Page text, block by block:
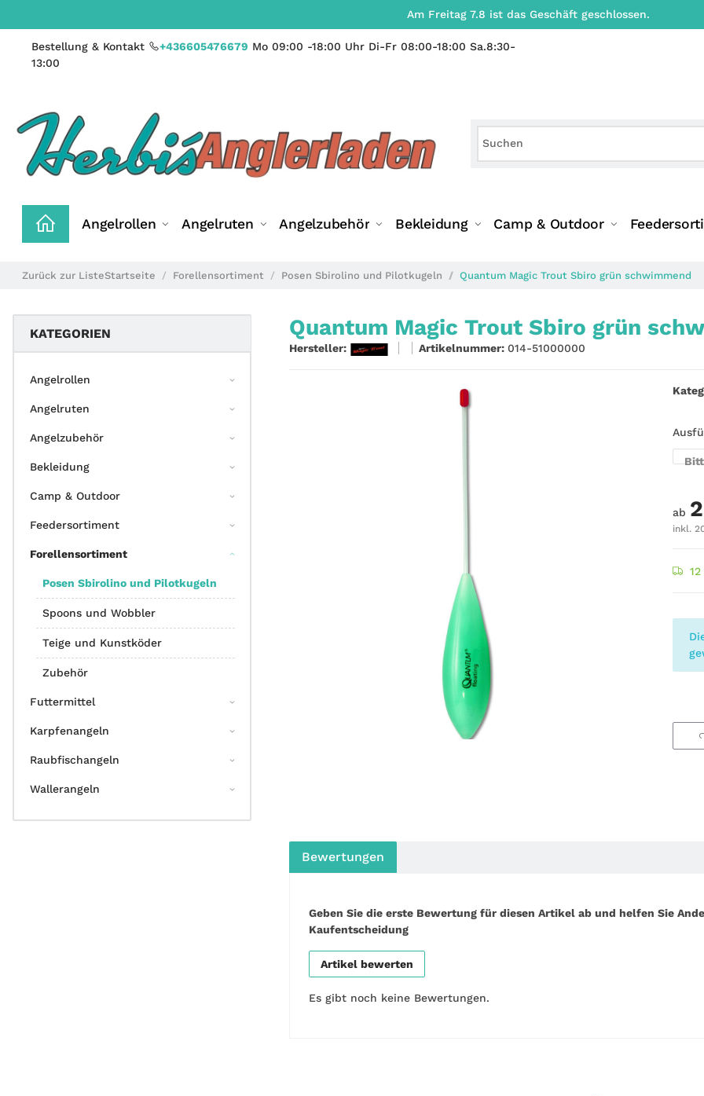
Am Freitag 7.8 ist das Geschäft geschlossen.
Bestellung & Kontakt +436605476679 Mo 09:00 -18:00 Uhr Di-Fr 08:00-18:00 Sa.8:30-
13:00
Angelrollen Angelruten Angelzubehör Bekleidung Camp & Outdoor
Zurück zur ListeStartseite Forellensortiment Posen Sbirolino und Pilotkugeln Quantum Magic Trout Sbiro grün schwimmend
Quantum Magic Trout Sbiro grün
Hersteller: Artikelnummer: 014-51000000
ab
inkl.
x
Bewertungen
Geben Sie die erste Bewertung für diesen Artikel ab und helfen Sie
Kaufentscheidung
Artikel bewerten
Es gibt noch keine Bewertungen.
KATEGORIEN
Angelrollen
Angelruten
Angelzubehör
Bekleidung
Camp & Outdoor
Feedersortiment
Forellensortiment
Posen Sbirolino und Pilotkugeln
Spoons und Wobbler
Teige und Kunstköder
Zubehör
Futtermittel
Karpfenangeln
Raubfischangeln
Wallerangeln